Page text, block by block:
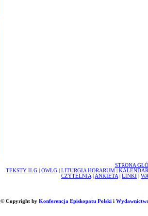
STRONA
TEKSTY ILG
OWLG LITURGIA HORARUM
CZYTELNIA
ANKIETA LINKI
© Copyright by Konferencja Episkopatu Polskii